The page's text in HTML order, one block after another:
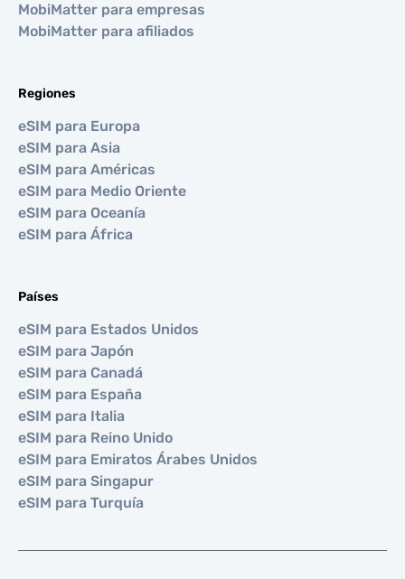
MobiMatter para empresas
MobiMatter para afiliados
Regiones
eSIM para Europa
eSIM para Asia
eSIM para Américas
eSIM para Medio Oriente
eSIM para Oceanía
eSIM para África
Países
eSIM para Estados Unidos
eSIM para Japón
eSIM para Canadá
eSIM para España
eSIM para Italia
eSIM para Reino Unido
eSIM para Emiratos Árabes Unidos
eSIM para Singapur
eSIM para Turquía